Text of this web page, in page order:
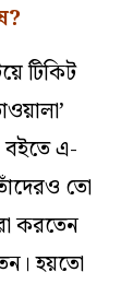
টিকিট
বইতে এ-
তো
করতেন
হয়তো